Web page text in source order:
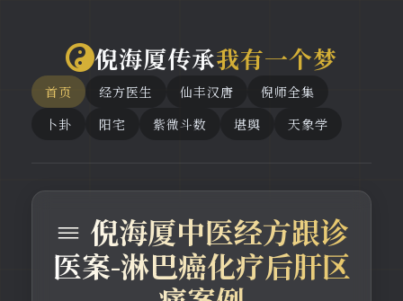
倪海厦传承我有一个梦
首页 经方医生 仙丰汉唐
倪师全集
卜卦
阳宅 紫微斗数 堪舆 天象学
≡ 倪海厦中医经方跟诊
医案-淋巴癌化疗后肝区